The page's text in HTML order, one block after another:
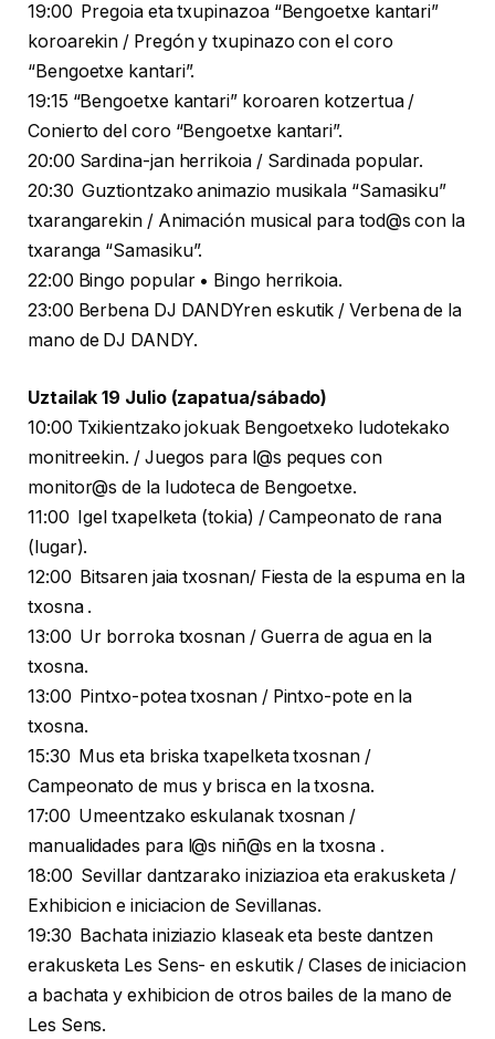
19:00 Pregoia eta txupinazoa “Bengoetxe kantari”
koroarekin / Pregón y txupinazo con el coro
“Bengoetxe kantari”.
19:15 “Bengoetxe kantari” koroaren kotzertua /
Conierto del coro “Bengoetxe kantari”.
20:00 Sardina-jan herrikoia / Sardinada popular.
20:30 Guztiontzako animazio musikala “Samasiku”
txarangarekin / Animación musical para tod@s con la
txaranga “Samasiku”.
22:00 Bingo popular • Bingo herrikoia.
23:00 Berbena DJ DANDYren eskutik / Verbena de la
mano de DJ DANDY.
Uztailak 19 Julio (zapatua/sábado)
10:00 Txikientzako jokuak Bengoetxeko ludotekako
monitreekin. / Juegos para l@s peques con
monitor@s de la ludoteca de Bengoetxe.
11:00 Igel txapelketa (tokia) / Campeonato de rana
(lugar).
12:00 Bitsaren jaia txosnan/ Fiesta de la espuma en la
txosna .
13:00 Ur borroka txosnan / Guerra de agua en la
txosna.
13:00 Pintxo-potea txosnan / Pintxo-pote en la
txosna.
15:30 Mus eta briska txapelketa txosnan /
Campeonato de mus y brisca en la txosna.
17:00 Umeentzako eskulanak txosnan /
manualidades para l@s niñ@s en la txosna .
18:00 Sevillar dantzarako iniziazioa eta erakusketa /
Exhibicion e iniciacion de Sevillanas.
19:30 Bachata iniziazio klaseak eta beste dantzen
erakusketa Les Sens- en eskutik / Clases de iniciacion
a bachata y exhibicion de otros bailes de la mano de
Les Sens.